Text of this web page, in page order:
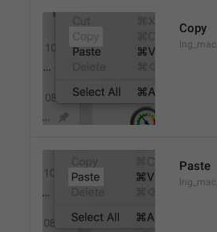
Copy
Paste